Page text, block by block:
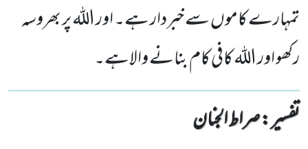
تمہارے کاموں سے خبردار ہے۔ اور الله پر بھروسہ
رکھو اور الله کافی کام بنانے والاہے۔
تفسیر : ‎صراط الجنان